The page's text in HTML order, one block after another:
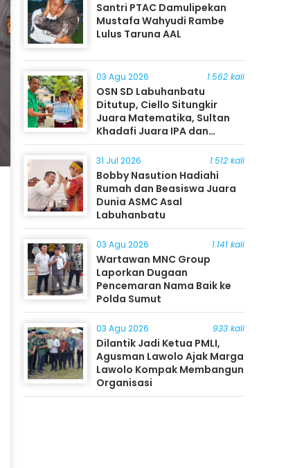
Santri PTAC Damulipekan
Mustafa Wahyudi Rambe
Lulus Taruna AAL
03 Agu 2026 1.562 kali
OSN SD Labuhanbatu
Ditutup, Ciello Situngkir
Juara Matematika, Sultan
Khadafi Juara IPA dan
Timothy Rangkuti Juara IPS
31 Jul 2026 1.512 kali
Bobby Nasution Hadiahi
Rumah dan Beasiswa Juara
Dunia ASMC Asal
Labuhanbatu
03 Agu 2026 1.141 kali
Wartawan MNC Group
Laporkan Dugaan
Pencemaran Nama Baik ke
Polda Sumut
03 Agu 2026 933 kali
Dilantik Jadi Ketua PMLI,
Agusman Lawolo Ajak Marga
Lawolo Kompak Membangun
Organisasi